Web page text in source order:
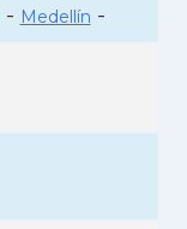
- Medellín -